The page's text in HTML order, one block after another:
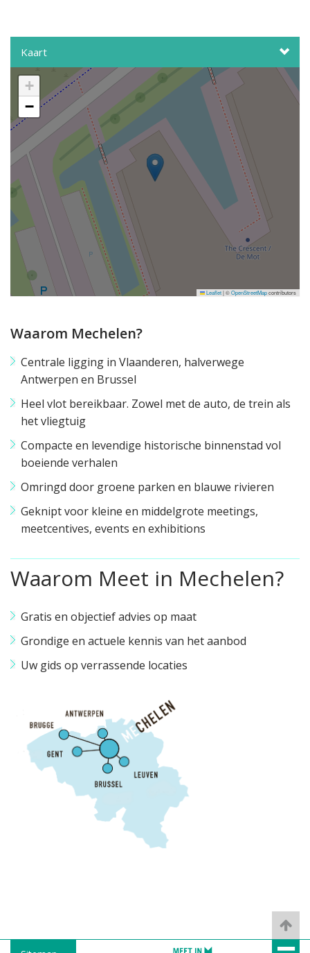
Kaart
+
−
Leaflet|©OpenStreetMapcontributors
Waarom Mechelen?
Centrale ligging in Vlaanderen, halverwege
Antwerpen en Brussel
Heel vlot bereikbaar. Zowel met de auto, de trein als
het vliegtuig
Compacte en levendige historische binnenstad vol
boeiende verhalen
Omringd door groene parken en blauwe rivieren
Geknipt voor kleine en middelgrote meetings,
meetcentives, events en exhibitions
Waarom Meet in Mechelen?
Gratis en objectief advies op maat
Grondige en actuele kennis van het aanbod
Uw gids op verrassende locaties